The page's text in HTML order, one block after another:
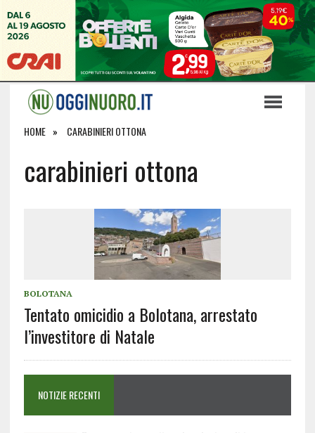
HOME CARABINIERI OTTONA
carabinieri ottona
BOLOTANA
Tentato omicidio a Bolotana, arrestato
l’investitore di Natale
NOTIZIE RECENTI